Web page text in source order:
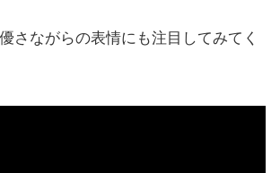
さながらの表情にも注目してみてく